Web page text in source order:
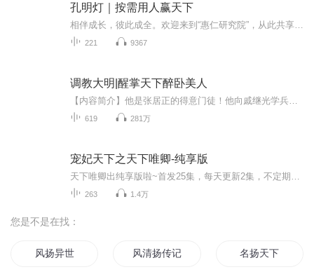
孔明灯｜按需用人赢天下
221 9367
调教大明|醒掌天下醉卧美人
619 281万
宠妃天下之天下唯卿-纯享版
263 1.4万
您是不是在找：
风扬异世 风清扬传记 名扬天下